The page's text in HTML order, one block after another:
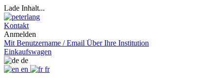
Lade Inhalt...
Kontakt
Anmelden
Mit Benutzername / Email Über Ihre Institution
Einkaufswagen
de
en
fr